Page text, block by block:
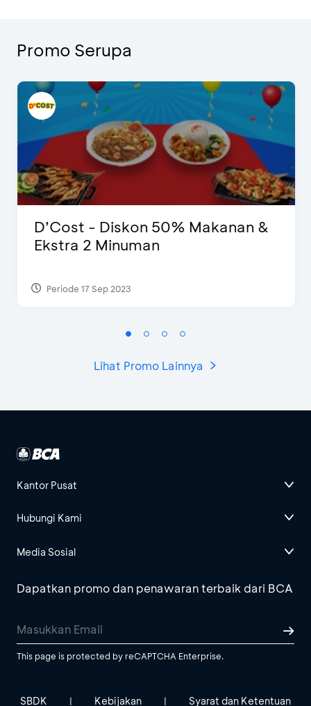
Promo Serupa
D’Cost - Diskon 50% Makanan &
Ekstra 2 Minuman
Periode 17 Sep 2023
Lihat Promo Lainnya
Kantor Pusat
Hubungi Kami
Media Sosial
Dapatkan promo dan penawaran terbaik dari BCA
This page is protected by reCAPTCHA Enterprise.
SBDK | Kebijakan | Syarat dan Ketentuan